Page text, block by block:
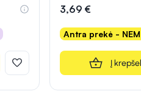
3,69 €
Antra prekė -
Į